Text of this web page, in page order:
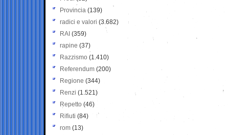
Provincia (139)
radici e valori (3.682)
RAI (359)
rapine (37)
Razzismo (1.410)
Referendum (200)
Regione (344)
Renzi (1.521)
Repetto (46)
Rifiuti (84)
rom (13)